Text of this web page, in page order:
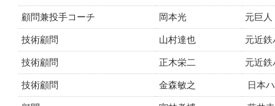
顧問兼投手コーチ 岡本光 元巨
技術顧問 山村達也 元近
技術顧問 正木栄二 元近
技術顧問 金森敏之 日本